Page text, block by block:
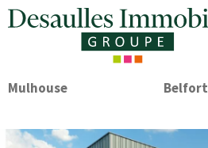
Mulhouse Belfort